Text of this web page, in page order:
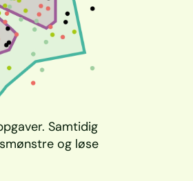
Samtidig
og løse